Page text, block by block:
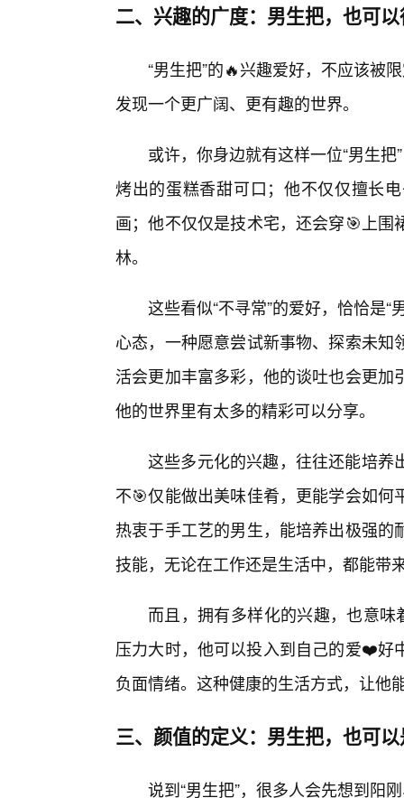
二、兴趣的广度：男生把，也可
“男生把”的🔥兴趣爱好，不应该被
发现一个更广阔、更有趣的世界。
或许，你身边就有这样一位“男生
烤出的蛋糕香甜可口；他不仅仅擅长
画；他不仅仅是技术宅，还会穿🎯上
林。
这些看似“不寻常”的爱好，恰恰是
心态，一种愿意尝试新事物、探索未
活会更加丰富多彩，他的谈吐也会更
他的世界里有太多的精彩可以分享。
这些多元化的兴趣，往往还能培养
不🎯仅能做出美味佳肴，更能学会如
热衷于手工艺的男生，能培养出极强
技能，无论在工作还是生活中，都能带
而且，拥有多样化的兴趣，也意味
压力大时，他可以投入到自己的爱❤️好
负面情绪。这种健康的生活方式，让他
三、颜值的定义：男生把，也可
说到“男生把”，很多人会先想到阳